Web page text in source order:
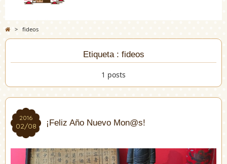
> fideos
Etiqueta : fideos
1 posts
2016
02/08
2016
02/08 ¡Feliz Año Nuevo Mon@s!